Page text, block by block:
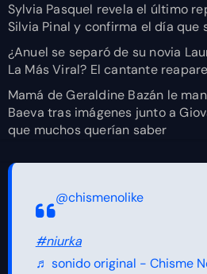
Sylvia Pasquel revela el último
Silvia Pinal y confirma el día que
¿Anuel se separó de su novia
La Más Viral? El cantante
Mamá de Geraldine Bazán le
Baeva tras imágenes junto a
que muchos querían saber
@chismenolike
#niurka
♬ sonido original - Chisme